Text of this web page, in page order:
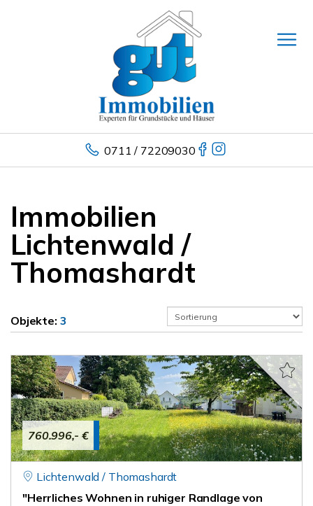
0711 / 72209030
Immobilien
Lichtenwald /
Thomashardt
Objekte: 3
760.996,- €
Lichtenwald / Thomashardt
"Herrliches Wohnen in ruhiger Randlage von